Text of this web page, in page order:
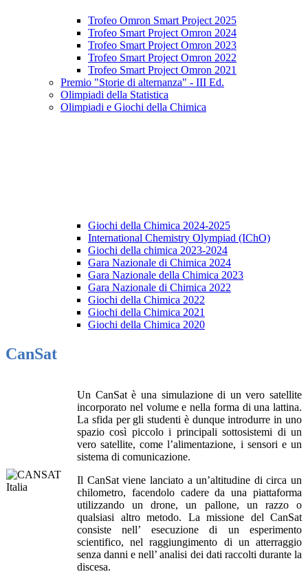
Trofeo Omron Smart Project 2025
Trofeo Smart Project Omron 2024
Trofeo Smart Project Omron 2023
Trofeo Smart Project Omron 2022
Trofeo Smart Project Omron 2021
Premio "Storie di alternanza" - III Ed.
Olimpiadi della Statistica
Olimpiadi e Giochi della Chimica
Giochi della Chimica 2024-2025
International Chemistry Olympiad (IChO)
Giochi della chimica 2023-2024
Gara Nazionale di Chimica 2024
Gara Nazionale della Chimica 2023
Gara Nazionale di Chimica 2022
Giochi della Chimica 2022
Giochi della Chimica 2021
Giochi della Chimica 2020
CanSat
Un CanSat è una simulazione di un vero satellite
incorporato nel volume e nella forma di una lattina.
La sfida per gli studenti è dunque introdurre in uno
spazio così piccolo i principali sottosistemi di un
vero satellite, come l’alimentazione, i sensori e un
sistema di comunicazione.
Il CanSat viene lanciato a un’altitudine di circa un
chilometro, facendolo cadere da una piattaforma
utilizzando un drone, un pallone, un razzo o
qualsiasi altro metodo. La missione del CanSat
consiste nell’ esecuzione di un esperimento
scientifico, nel raggiungimento di un atterraggio
senza danni e nell’ analisi dei dati raccolti durante la
discesa.